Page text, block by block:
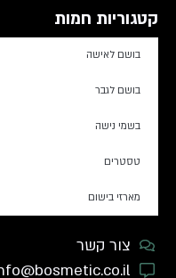
קטגוריות חמות
בושם לאישה
בושם לגבר
בשמי נישה
טסטרים
מארזי בישום
צור קשר
info@bosmetic.co.il